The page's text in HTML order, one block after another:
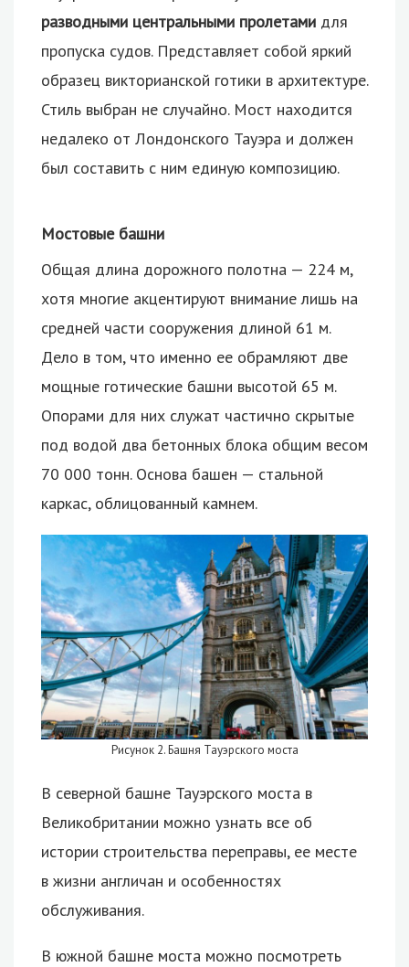
разводными центральными пролетами для
пропуска судов. Представляет собой яркий
образец викторианской готики в архитектуре.
Стиль выбран не случайно. Мост находится
недалеко от Лондонского Тауэра и должен
был составить с ним единую композицию.
Мостовые башни
Общая длина дорожного полотна — 224 м,
хотя многие акцентируют внимание лишь на
средней части сооружения длиной 61 м.
Дело в том, что именно ее обрамляют две
мощные готические башни высотой 65 м.
Опорами для них служат частично скрытые
под водой два бетонных блока общим весом
70 000 тонн. Основа башен — стальной
каркас, облицованный камнем.
Рисунок 2. Башня Тауэрского моста
В северной башне Тауэрского моста в
Великобритании можно узнать все об
истории строительства переправы, ее месте
в жизни англичан и особенностях
обслуживания.
В южной башне моста можно посмотреть